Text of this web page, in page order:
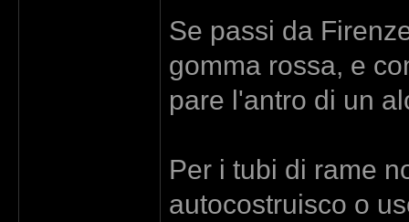
Se passi da
gomma rossa, e
pare l'antro di un
Per i tubi di rame
autocostruisco o